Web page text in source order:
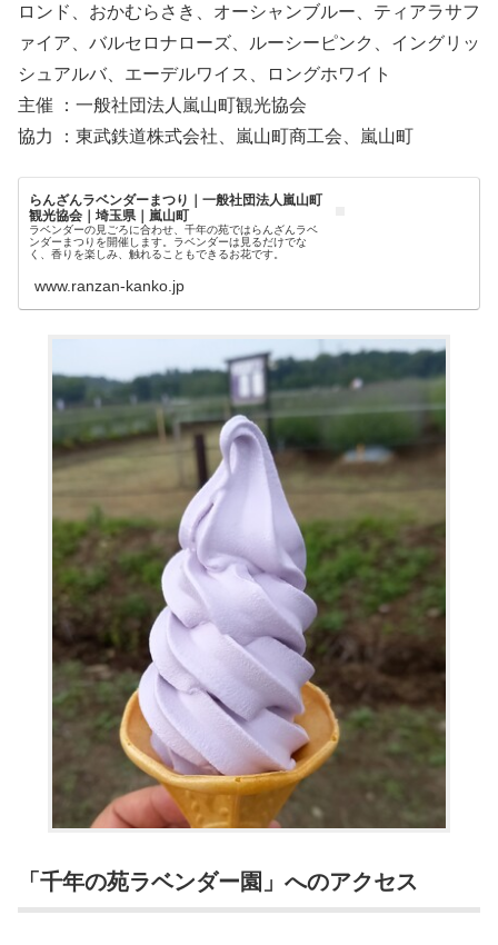
ロンド、おかむらさき、オーシャンブルー、ティアラサフ
ァイア、バルセロナローズ、ルーシーピンク、イングリッ
シュアルバ、エーデルワイス、ロングホワイト
主催 ：一般社団法人嵐山町観光協会
協力 ：東武鉄道株式会社、嵐山町商工会、嵐山町
らんざんラベンダーまつり｜一般社団法人嵐山町
観光協会｜埼玉県｜嵐山町
ラベンダーの見ごろに合わせ、千年の苑ではらんざんラベ
ンダーまつりを開催します。ラベンダーは見るだけでな
く、香りを楽しみ、触れることもできるお花です。
www.ranzan-kanko.jp
「千年の苑ラベンダー園」へのアクセス